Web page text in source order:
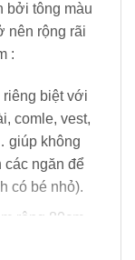
bởi tông màu
nên rộng rãi
:
riêng biệt với
comle, vest,
giúp không
các ngăn để
có bé nhỏ).
rộng 80cm
đồ ít